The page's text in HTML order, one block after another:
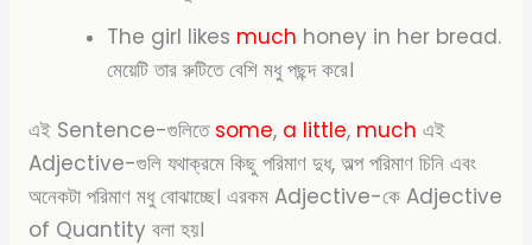
The girl likes much honey in her bread.
মেয়েটি তার রুটিতে বেশি মধু পছন্দ করে।
এই Sentence-গুলিতে some, a little, much এই
Adjective-গুলি যথাক্রমে কিছু পরিমাণ দুধ, অল্প পরিমাণ চিনি এবং
অনেকটা পরিমাণ মধু বোঝাচ্ছে। এরকম Adjective-কে Adjective
of Quantity বলা হয়।